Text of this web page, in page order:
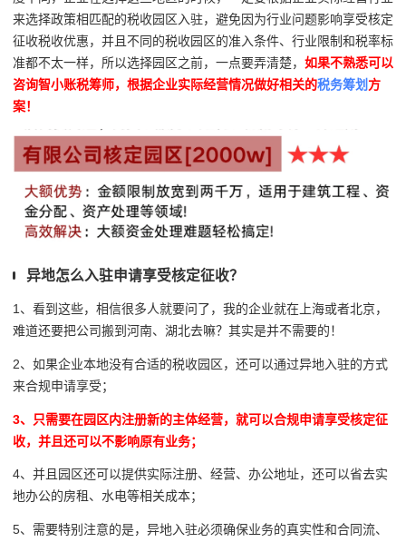
来选择政策相匹配的税收园区入驻，避免因为行业问题影响享受核定
征收税收优惠，并且不同的税收园区的准入条件、行业限制和税率标
准都不太一样，所以选择园区之前，一点要弄清楚， 如果不熟悉可以
咨询智小账税筹师，根据企业实际经营情况做好相关的税务筹划 方
案！
异地怎么入驻申请享受核定征收？
1、看到这些，相信很多人就要问了，我的企业就在上海或者北京，
难道还要把公司搬到河南、湖北去嘛？其实是并不需要的！
2、如果企业本地没有合适的税收园区，还可以通过异地入驻的方式
来合规申请享受；
3、只需要在园区内注册新的主体经营，就可以合规申请享受核定征
收，并且还可以不影响原有业务；
4、并且园区还可以提供实际注册、经营、办公地址，还可以省去实
地办公的房租、水电等相关成本；
5、需要特别注意的是，异地入驻必须确保业务的真实性和合同流、